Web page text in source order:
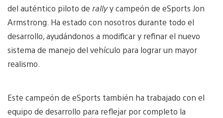
del auténtico piloto de rallyy campeón de eSports Jon
Armstrong. Ha estado con nosotros durante todo el
desarrollo, ayudándonos a modificar y refinar el nuevo
sistema de manejo del vehículo para lograr un mayor
realismo.
Este campeón de eSports también ha trabajado con el
equipo de desarrollo para reflejar por completo la